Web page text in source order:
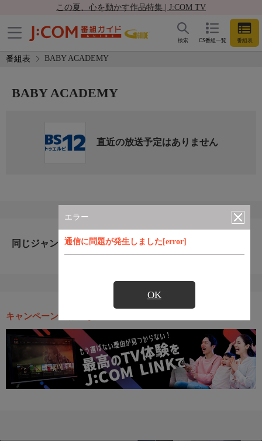
この夏、心を動かす作品特集 | J:COM TV
CS番組一覧 番組表
検索
番組表 BABY ACADEMY
エラー
通信に問題が発生しました[error]
OK
BABY ACADEMY
直近の放送予定はありません
同じジャンルのおすすめ番組
キャンペーン・お得な情報